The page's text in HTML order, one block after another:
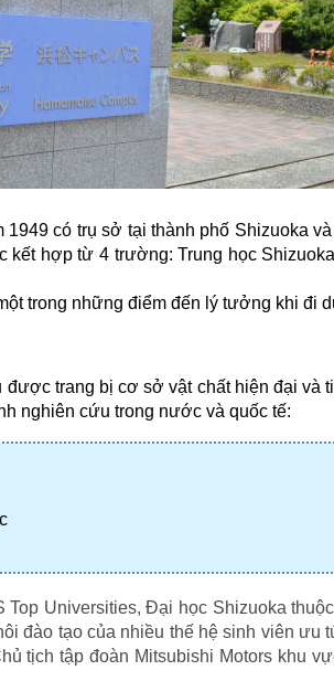
có trụ sở tại thành phố Shizuoka
hợp từ 4 trường: Trung học
trong những điểm đến lý tưởng khi đi
trang bị cơ sở vật chất hiện đại và
nghiên cứu trong nước và quốc tế:
Universities, Đại học Shizuoka
đào tạo của nhiều thế hệ sinh viên ưu
tịch tập đoàn Mitsubishi Motors khu